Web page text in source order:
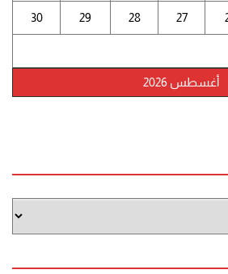
أغسطس 2026
27
28
29
30